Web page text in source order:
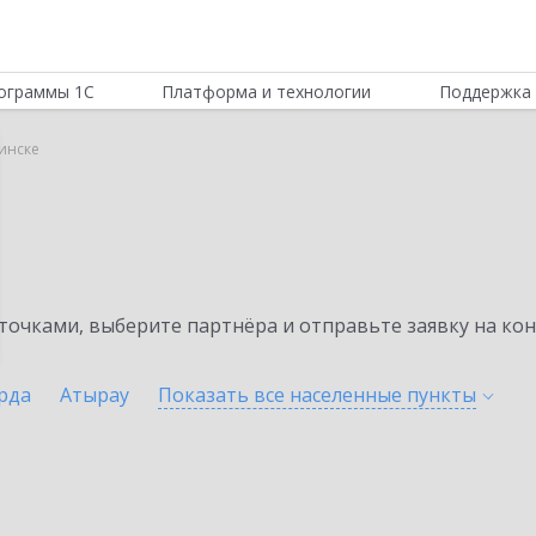
1С Платформа и технологии Поддержка
выберите партнёра и отправьте заявку на
Атырау Показать все населенные пункты